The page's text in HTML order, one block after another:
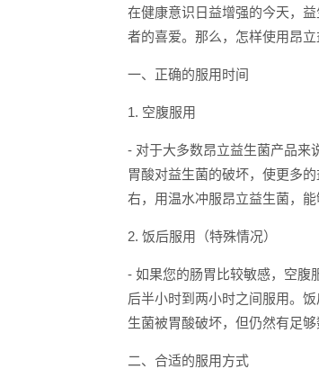
在健康意识日益增强的今天，
者的喜爱。那么，怎样使用昂立
一、正确的服用时间
1. 空腹服用
- 对于大多数昂立益生菌产品来
胃酸对益生菌的破坏，使更多
右，用温水冲服昂立益生菌，
2. 饭后服用（特殊情况）
- 如果您的肠胃比较敏感，空腹
后半小时到两小时之间服用。
生菌被胃酸破坏，但仍然有足
二、合适的服用方式